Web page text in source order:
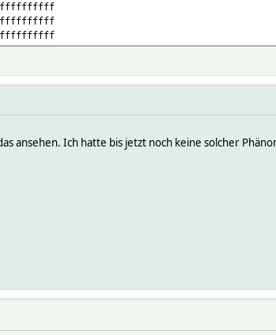
ansehen. Ich hatte bis jetzt noch keine solcher